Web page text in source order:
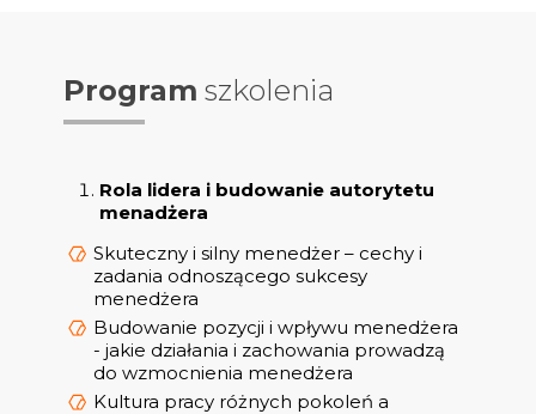
Program szkolenia
Rola lidera i budowanie autorytetu
menadżera
Skuteczny i silny menedżer – cechy i
zadania odnoszącego sukcesy
menedżera
Budowanie pozycji i wpływu menedżera
- jakie działania i zachowania prowadzą
do wzmocnienia menedżera
Kultura pracy różnych pokoleń a